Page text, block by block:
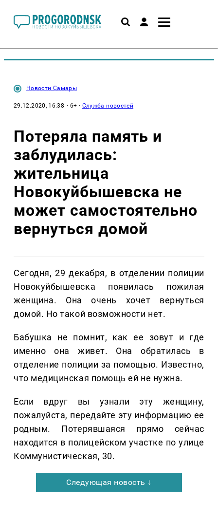
Новости Самары
29.12.2020, 16:38 · 6+ · Служба новостей
Потеряла память и
заблудилась:
жительница
Новокуйбышевска не
может самостоятельно
вернуться домой
Сегодня, 29 декабря, в отделении полиции
Новокуйбышевска появилась пожилая
женщина. Она очень хочет вернуться
домой. Но такой возможности нет.
Бабушка не помнит, как ее зовут и где
именно она живет. Она обратилась в
отделение полиции за помощью. Известно,
что медицинская помощь ей не нужна.
Если вдруг вы узнали эту женщину,
пожалуйста, передайте эту информацию ее
родным. Потерявшаяся прямо сейчас
находится в полицейском участке по улице
Коммунистическая, 30.
Следующая новость ↓